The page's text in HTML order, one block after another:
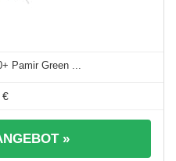
Pamir Green ...
€
»